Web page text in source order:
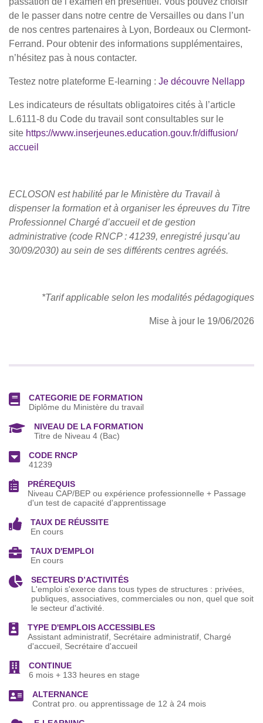
de le passer dans notre centre de Versailles ou dans l’un
de nos centres partenaires à Lyon, Bordeaux ou Clermont-
Ferrand. Pour obtenir des informations supplémentaires,
n’hésitez pas à nous contacter.
Testez notre plateforme E-learning : Je découvre Nellapp
Les indicateurs de résultats obligatoires cités à l’article
L.6111-8 du Code du travail sont consultables sur le
site https://www.inserjeunes.education.gouv.fr/diffusion/
accueil
ECLOSON est habilité par le Ministère du Travail à
dispenser la formation et à organiser les épreuves du Titre
Professionnel Chargé d’accueil et de gestion
administrative (code RNCP : 41239, enregistré jusqu’au
30/09/2030) au sein de ses différents centres agréés.
*Tarif applicable selon les modalités pédagogiques
Mise à jour le 19/06/2026
CATEGORIE DE FORMATION
Diplôme du Ministère du travail
NIVEAU DE LA FORMATION
Titre de Niveau 4 (Bac)
CODE RNCP
41239
PRÉREQUIS
Niveau CAP/BEP ou expérience professionnelle + Passage
d'un test de capacité d'apprentissage
TAUX DE RÉUSSITE
En cours
TAUX D'EMPLOI
En cours
SECTEURS D’ACTIVITÉS
L'emploi s'exerce dans tous types de structures : privées,
publiques, associatives, commerciales ou non, quel que soit
le secteur d'activité.
TYPE D'EMPLOIS ACCESSIBLES
Assistant administratif, Secrétaire administratif, Chargé
d'accueil, Secrétaire d'accueil
CONTINUE
6 mois + 133 heures en stage
ALTERNANCE
Contrat pro. ou apprentissage de 12 à 24 mois